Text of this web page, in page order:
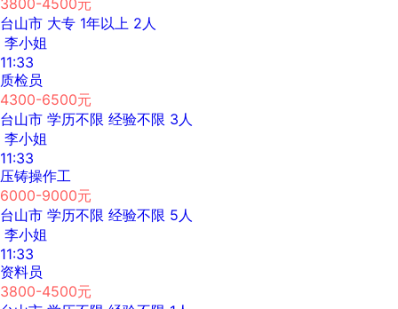
台山市 大专 1年以上 2人
李小姐
11:33
质检员
4300-6500元
台山市 学历不限 经验不限 3人
李小姐
11:33
压铸操作工
6000-9000元
台山市 学历不限 经验不限 5人
李小姐
11:33
资料员
3800-4500元